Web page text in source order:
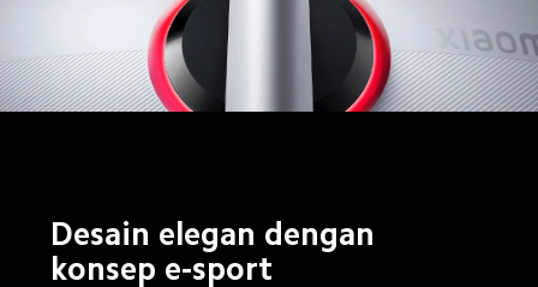
Desain elegan dengan
konsep e-sport